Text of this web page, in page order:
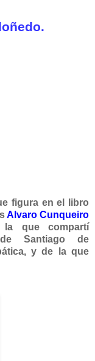
figura en el libro
Alvaro Cunqueiro
que compartí
Santiago de
y de la que